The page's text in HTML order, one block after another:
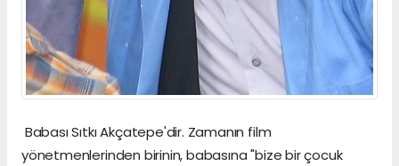
Babası Sıtkı Akçatepe'dir. Zamanın film
yönetmenlerinden birinin, babasına "bize bir çocuk